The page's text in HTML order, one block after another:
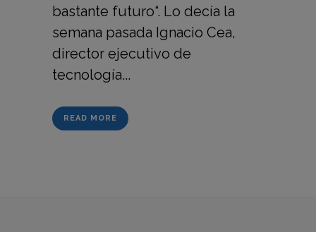
bastante futuro“. Lo decía la
semana pasada Ignacio Cea,
director ejecutivo de
tecnología...
READ MORE